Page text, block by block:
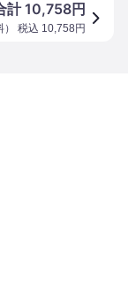
計10,758円
） 税込 10,758 円